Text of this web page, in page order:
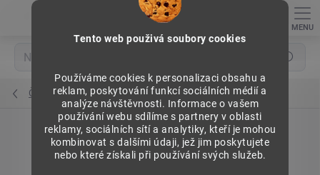
Tento web použivá soubory cookies
Používáme cookies k personalizaci obsahu a
reklam, poskytování funkcí sociálních médií a
analýze návštěvnosti. Informace o vašem
používání webu sdílíme s partnery v oblasti
reklamy, sociálních sítí a analytiky, kteří je mohou
kombinovat s dalšími údaji, jež jim poskytujete
nebo které získali při používání svých služeb.
Hledat
Čelní opěry nízké